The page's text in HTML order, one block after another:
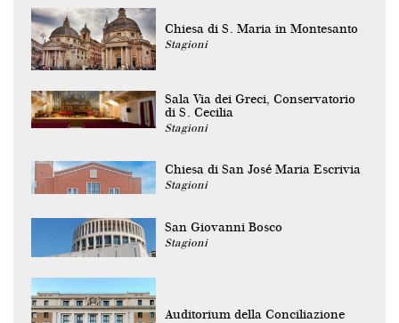
Chiesa di S. Maria in Montesanto
Stagioni
Sala Via dei Greci, Conservatorio
di S. Cecilia
Stagioni
Chiesa di San José Maria Escrivia
Stagioni
San Giovanni Bosco
Stagioni
Auditorium della Conciliazione